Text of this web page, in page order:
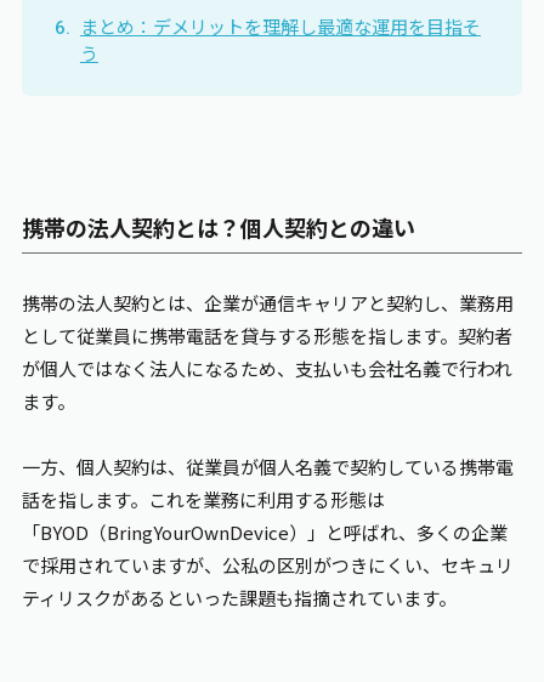
まとめ：デメリットを理解し最適な運用を目指そ
う
携帯の法人契約とは？個人契約との違い
携帯の法人契約とは、企業が通信キャリアと契約し、業務用
として従業員に携帯電話を貸与する形態を指します。契約者
が個人ではなく法人になるため、支払いも会社名義で行われ
ます。
一方、個人契約は、従業員が個人名義で契約している携帯電
話を指します。これを業務に利用する形態は
「BYOD（BringYourOwnDevice）」と呼ばれ、多くの企業
で採用されていますが、公私の区別がつきにくい、セキュリ
ティリスクがあるといった課題も指摘されています。